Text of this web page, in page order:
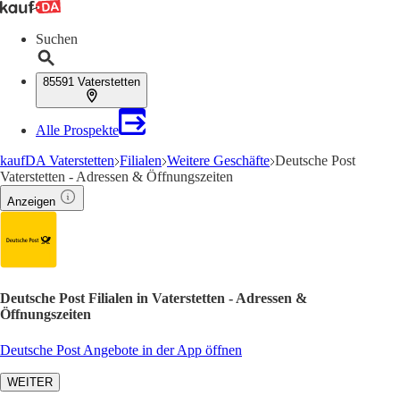
Suchen
85591 Vaterstetten
Alle Prospekte
kaufDA Vaterstetten Filialen Weitere Geschäfte Deutsche Post
Vaterstetten - Adressen & Öffnungszeiten
Anzeigen
Deutsche Post Filialen in Vaterstetten - Adressen &
Öffnungszeiten
Deutsche Post Angebote in der App öffnen
WEITER